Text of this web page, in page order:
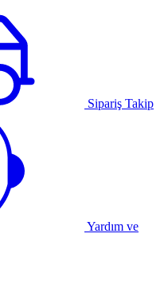
Sipariş Takip
Yardım ve